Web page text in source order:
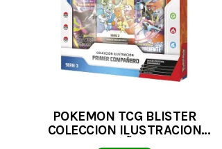
POKEMON TCG BLISTER
COLECCION ILUSTRACION
PRIMER COMPAÑERO SERIE 3 (1